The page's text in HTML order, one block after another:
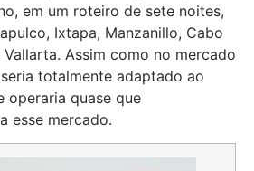
em um roteiro de sete noites,
Ixtapa, Manzanillo, Cabo
Vallarta. Assim como no mercado
totalmente adaptado ao
operaria quase que
esse mercado.